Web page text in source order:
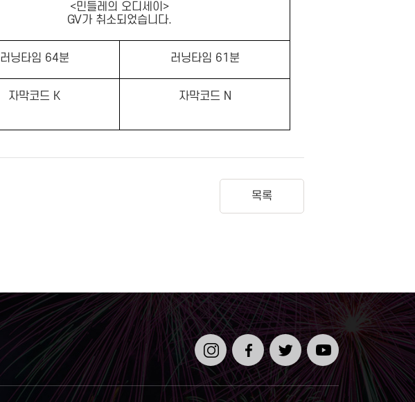
<민들레의 오디세이>
GV가 취소되었습니다.
러닝타임 64분 러닝타임 61분
자막코드 K 자막코드 N
목록
인스타
그램
페이스
북
트위터 유튜브